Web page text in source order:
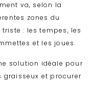
va, selon la
zones du
: les tempes, les
et les joues.
solution idéale pour
graisseux et procurer